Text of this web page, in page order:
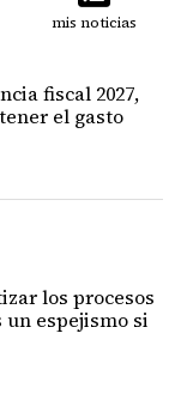
mis noticias
fiscal 2027,
el gasto
los procesos
espejismo si